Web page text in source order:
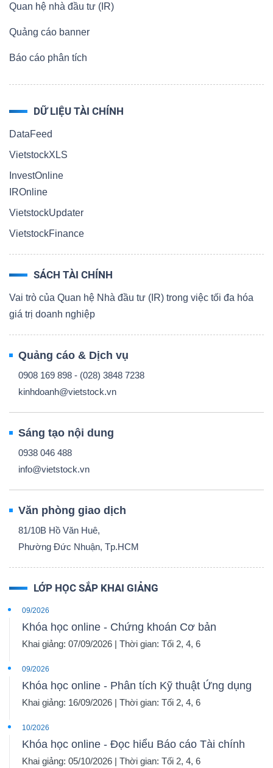
Quan hệ nhà đầu tư (IR)
Quảng cáo banner
Báo cáo phân tích
DỮ LIỆU TÀI CHÍNH
DataFeed
VietstockXLS
InvestOnline
IROnline
VietstockUpdater
VietstockFinance
SÁCH TÀI CHÍNH
Vai trò của Quan hệ Nhà đầu tư (IR) trong việc tối đa hóa
giá trị doanh nghiệp
Quảng cáo & Dịch vụ
0908 169 898 - (028) 3848 7238
kinhdoanh@vietstock.vn
Sáng tạo nội dung
0938 046 488
info@vietstock.vn
Văn phòng giao dịch
81/10B Hồ Văn Huê,
Phường Đức Nhuận, Tp.HCM
LỚP HỌC SẮP KHAI GIẢNG
09/2026
Khóa học online - Chứng khoán Cơ bản
Khai giảng: 07/09/2026 | Thời gian: Tối 2, 4, 6
09/2026
Khóa học online - Phân tích Kỹ thuật Ứng dụng
Khai giảng: 16/09/2026 | Thời gian: Tối 2, 4, 6
10/2026
Khóa học online - Đọc hiểu Báo cáo Tài chính
Khai giảng: 05/10/2026 | Thời gian: Tối 2, 4, 6